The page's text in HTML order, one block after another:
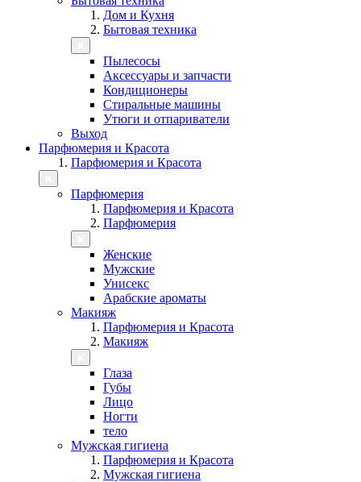
Дом и Кухня
Бытовая техника
Пылесосы
Аксессуары и запчасти
Кондиционеры
Стиральные машины
Утюги и отпариватели
Выход
Парфюмерия и Красота
Парфюмерия и Красота
Парфюмерия
Парфюмерия и Красота
Парфюмерия
Женские
Мужские
Унисекс
Арабские ароматы
Макияж
Парфюмерия и Красота
Макияж
Глаза
Губы
Лицо
Ногти
тело
Мужская гигиена
Парфюмерия и Красота
Мужская гигиена